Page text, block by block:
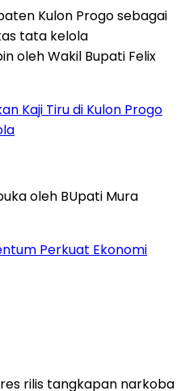
Kaji Tiru di Kulon Progo
Perkuat Ekonomi